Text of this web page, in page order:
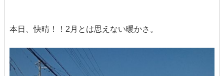
本日、快晴！！2月とは思えない暖かさ。